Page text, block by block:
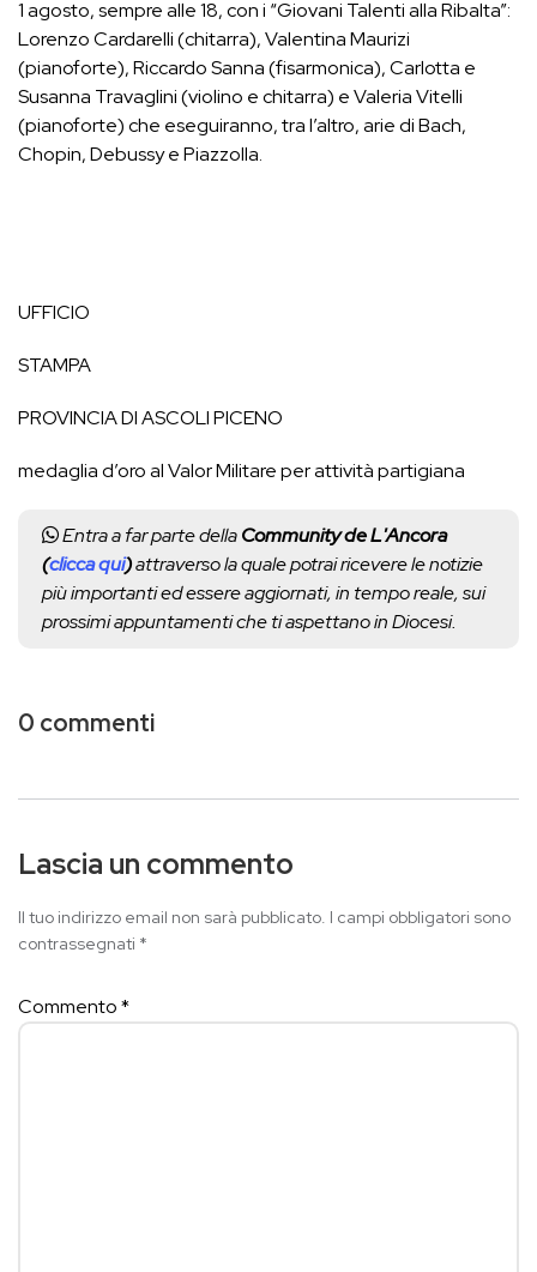
1 agosto, sempre alle 18, con i “Giovani Talenti alla Ribalta”:
Lorenzo Cardarelli (chitarra), Valentina Maurizi
(pianoforte), Riccardo Sanna (fisarmonica), Carlotta e
Susanna Travaglini (violino e chitarra) e Valeria Vitelli
(pianoforte) che eseguiranno, tra l’altro, arie di Bach,
Chopin, Debussy e Piazzolla.
UFFICIO
STAMPA
PROVINCIA DI ASCOLI PICENO
medaglia d’oro al Valor Militare per attività partigiana
Entra a far parte dellaCommunity de L'Ancora
(clicca qui)attraverso la quale potrai ricevere le notizie
più importanti ed essere aggiornati, in tempo reale, sui
prossimi appuntamenti che ti aspettano in Diocesi.
0 commenti
Lascia un commento
Il tuo indirizzo email non sarà pubblicato. I campi obbligatori sono
contrassegnati *
Commento*